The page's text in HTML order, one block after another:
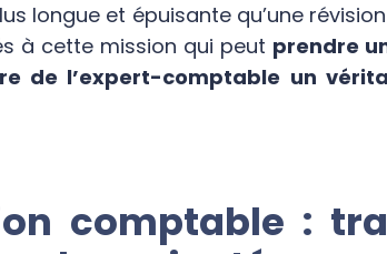
longue et épuisante qu’une
à cette mission qui peut prendre
de l’expert-comptable un
comptable :